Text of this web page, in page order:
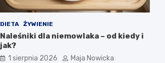
DIETA ŻYWIENIE
Naleśniki dla niemowlaka – od kiedy i
jak?
1 sierpnia 2026 Maja Nowicka